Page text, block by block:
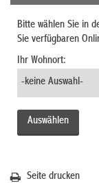
Bitte wählen Sie in
Sie verfügbaren
Ihr Wohnort:
Seite drucken